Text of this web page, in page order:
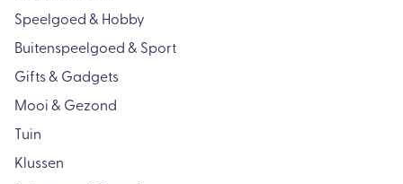
Speelgoed & Hobby
Buitenspeelgoed & Sport
Gifts & Gadgets
Mooi & Gezond
Tuin
Klussen